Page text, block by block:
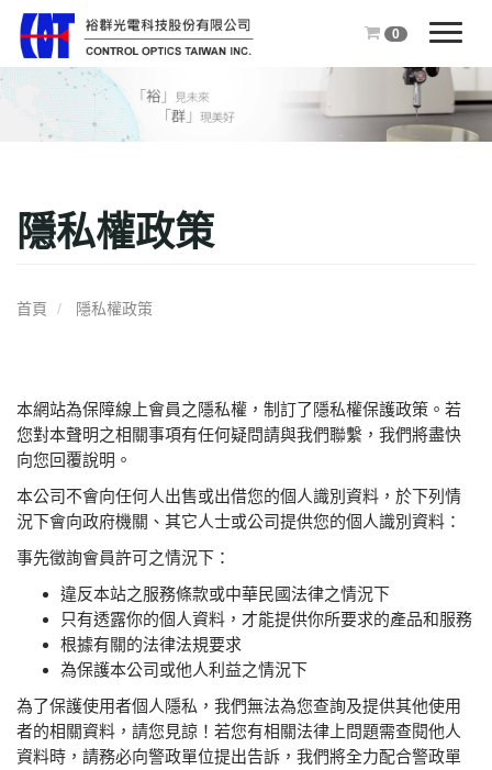
0
T
o
g
l
n
隱私權政策
首頁 隱私權政策
本網站為保障線上會員之隱私權，制訂了隱私權保護政策。若
您對本聲明之相關事項有任何疑問請與我們聯繫，我們將盡快
向您回覆說明。
本公司不會向任何人出售或出借您的個人識別資料，於下列情
況下會向政府機關、其它人士或公司提供您的個人識別資料：
事先徵詢會員許可之情況下：
違反本站之服務條款或中華民國法律之情況下
只有透露你的個人資料，才能提供你所要求的產品和服務
根據有關的法律法規要求
為保護本公司或他人利益之情況下
為了保護使用者個人隱私，我們無法為您查詢及提供其他使用
者的相關資料，請您見諒！若您有相關法律上問題需查閱他人
資料時，請務必向警政單位提出告訴，我們將全力配合警政單